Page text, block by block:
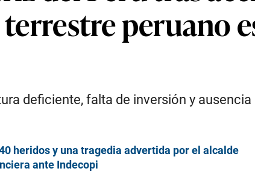
peruano
deficiente, falta de inversión y
heridos y una tragedia advertida por el alcalde
ante Indecopi